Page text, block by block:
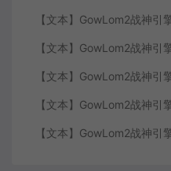
【文本】GowLom2战神引